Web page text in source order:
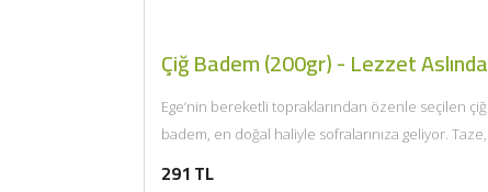
Çiğ Badem (200gr) - Lezzet Aslında
Ege’nin bereketli topraklarından özenle seçilen çiğ
badem, en doğal haliyle sofralarınıza geliyor. Taze,
291 TL